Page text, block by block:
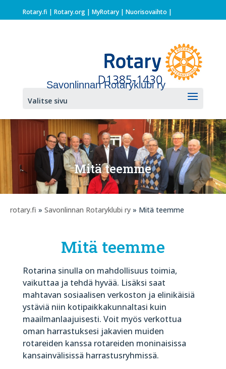
Rotary.fi | Rotary.org| MyRotary | Nuorisovaihto |
Savonlinnan Rotaryklubi ry
Valitse sivu
Mitä teemme
rotary.fi » Savonlinnan Rotaryklubi ry » Mitä teemme
Mitä teemme
Rotarina sinulla on mahdollisuus toimia,
vaikuttaa ja tehdä hyvää. Lisäksi saat
mahtavan sosiaalisen verkoston ja elinikäisiä
ystäviä niin kotipaikkakunnaltasi kuin
maailmanlaajuisesti. Voit myös verkottua
oman harrastuksesi jakavien muiden
rotareiden kanssa rotareiden moninaisissa
kansainvälisissä harrastusryhmissä.